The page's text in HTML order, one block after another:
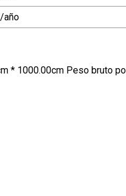
año
* 1000.00cm Peso bruto